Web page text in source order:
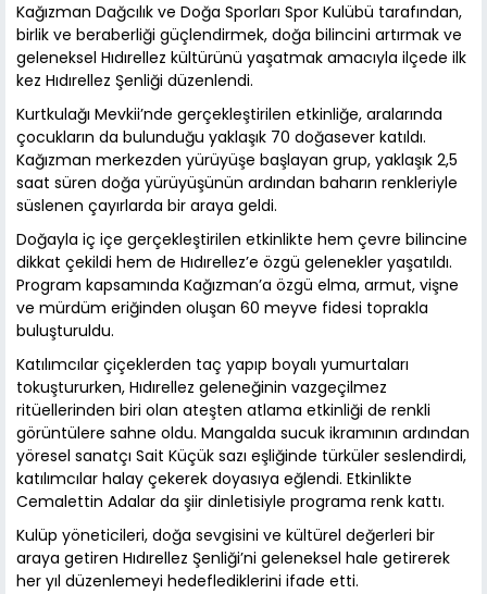
Kağızman Dağcılık ve Doğa Sporları Spor Kulübü tarafından,
birlik ve beraberliği güçlendirmek, doğa bilincini artırmak ve
geleneksel Hıdırellez kültürünü yaşatmak amacıyla ilçede ilk
kez Hıdırellez Şenliği düzenlendi.
Kurtkulağı Mevkii’nde gerçekleştirilen etkinliğe, aralarında
çocukların da bulunduğu yaklaşık 70 doğasever katıldı.
Kağızman merkezden yürüyüşe başlayan grup, yaklaşık 2,5
saat süren doğa yürüyüşünün ardından baharın renkleriyle
süslenen çayırlarda bir araya geldi.
Doğayla iç içe gerçekleştirilen etkinlikte hem çevre bilincine
dikkat çekildi hem de Hıdırellez’e özgü gelenekler yaşatıldı.
Program kapsamında Kağızman’a özgü elma, armut, vişne
ve mürdüm eriğinden oluşan 60 meyve fidesi toprakla
buluşturuldu.
Katılımcılar çiçeklerden taç yapıp boyalı yumurtaları
tokuştururken, Hıdırellez geleneğinin vazgeçilmez
ritüellerinden biri olan ateşten atlama etkinliği de renkli
görüntülere sahne oldu. Mangalda sucuk ikramının ardından
yöresel sanatçı Sait Küçük sazı eşliğinde türküler seslendirdi,
katılımcılar halay çekerek doyasıya eğlendi. Etkinlikte
Cemalettin Adalar da şiir dinletisiyle programa renk kattı.
Kulüp yöneticileri, doğa sevgisini ve kültürel değerleri bir
araya getiren Hıdırellez Şenliği’ni geleneksel hale getirerek
her yıl düzenlemeyi hedeflediklerini ifade etti.